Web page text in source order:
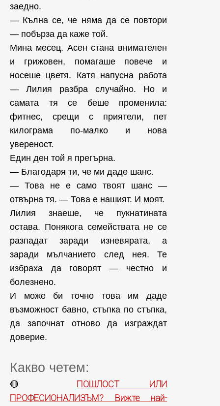
заедно.
— Кълна се, че няма да се повтори
— побърза да каже той.
Мина месец. Асен стана внимателен
и грижовен, помагаше повече и
носеше цветя. Катя напусна работа
— Лилия разбра случайно. Но и
самата тя се беше променила:
фитнес, срещи с приятели, пет
килограма по-малко и нова
увереност.
Един ден той я прегърна.
— Благодаря ти, че ми даде шанс.
— Това не е само твоят шанс —
отвърна тя. — Това е нашият. И моят.
Лилия знаеше, че пукнатината
остава. Понякога семействата не се
разпадат заради изневярата, а
заради мълчанието след нея. Те
избраха да говорят — честно и
болезнено.
И може би точно това им даде
възможност бавно, стъпка по стъпка,
да започнат отново да изграждат
доверие.
Какво четем:
🔴 ПОШЛОСТ ИЛИ
ПРОФЕСИОНАЛИЗЪМ? Вижте най-